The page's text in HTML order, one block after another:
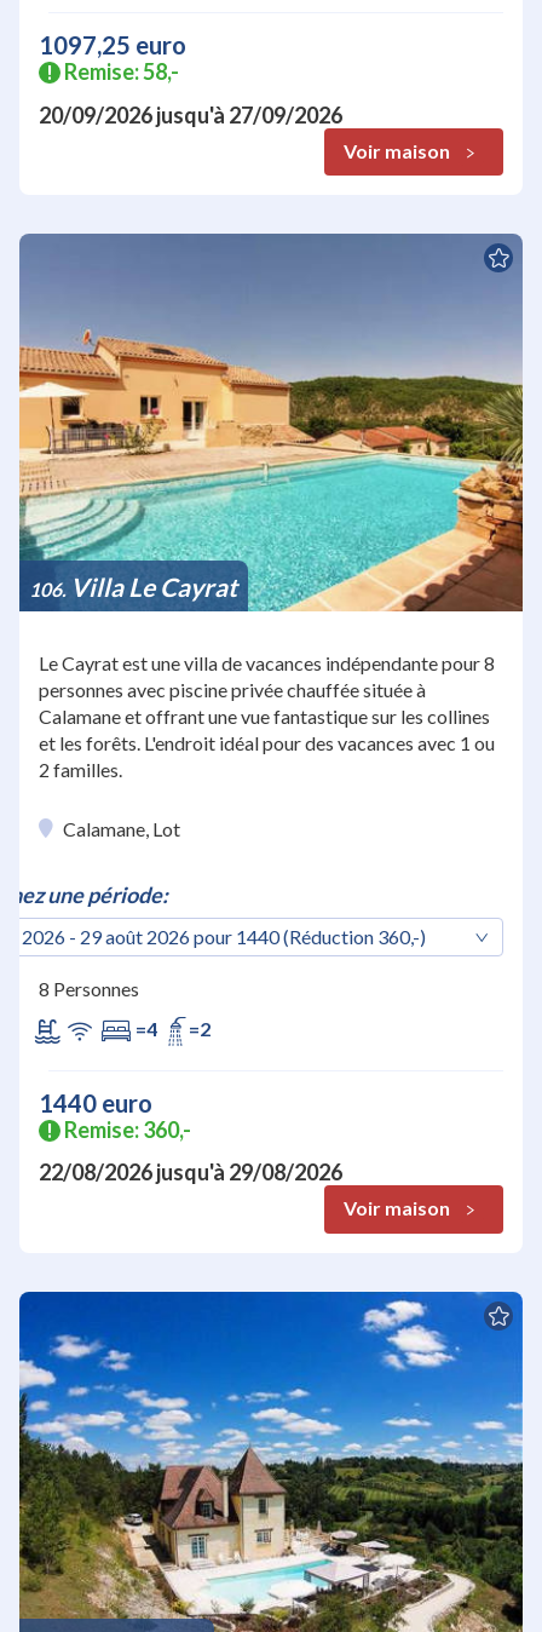
1097,25 euro
!
Remise: 58,-
20/09/2026jusqu'à 27/09/2026
Voir maison
106 Villa Le Cayrat
Le Cayrat est une villa de vacances indépendante pour 8
personnes avec piscine privée chauffée située à
Calamane et offrant une vue fantastique sur les collines
et les forêts. L'endroit idéal pour des vacances avec 1 ou
2 familles.
Calamane, Lot
une période:
2026 - 29 août 2026 pour 1440 (Réduction 360,-)
8 Personnes
=4
=2
1440 euro
!
Remise: 360,-
22/08/2026jusqu'à 29/08/2026
Voir maison